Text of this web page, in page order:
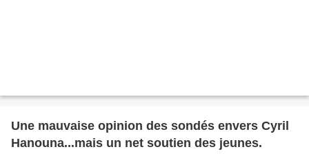
Une mauvaise opinion des sondés envers Cyril
Hanouna...mais un net soutien des jeunes.